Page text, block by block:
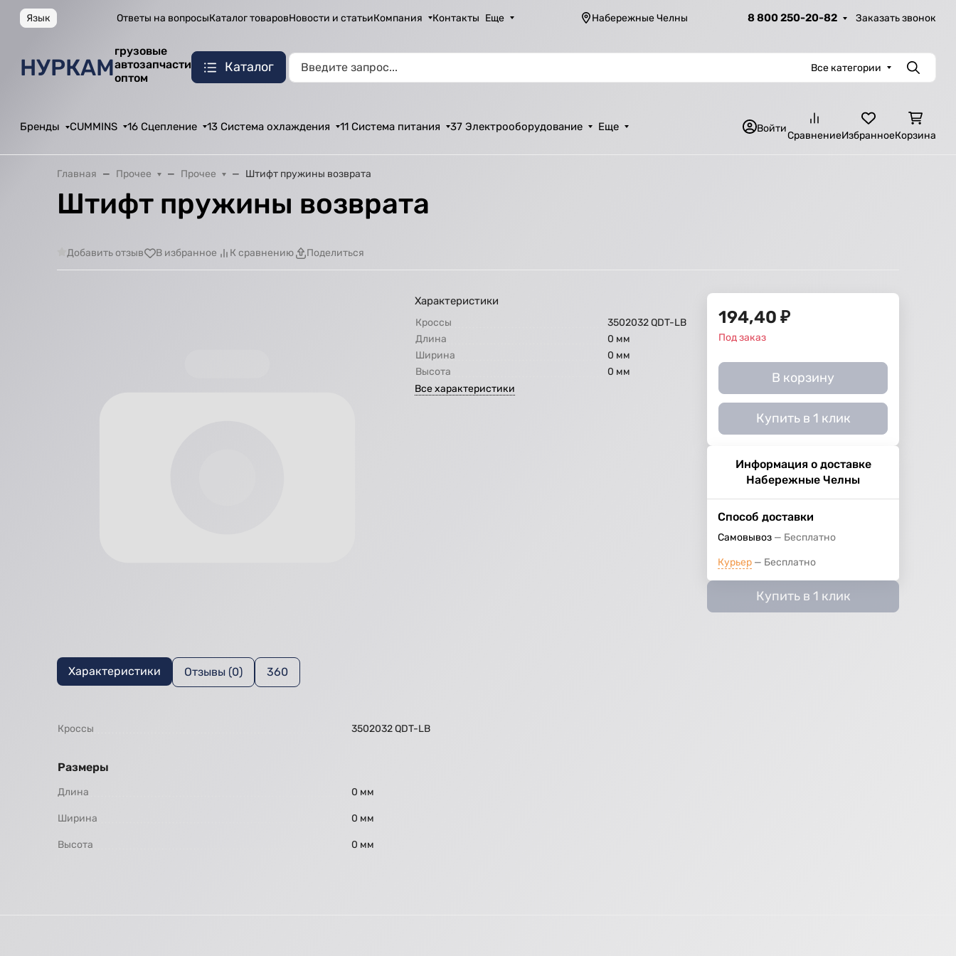
Язык Ответы на вопросыКаталог товаровНовости и статьиКомпания Контакты Еще Набережные Челны 8 800 250-20-82 Заказать звонок
НУРКАМ
грузовые
автозапчасти
оптом
Каталог Все категории Поиск
Бренды CUMMINS 16 Сцепление 13 Система охлаждения 11 Система питания 37 Электрооборудование Еще Войти
СравнениеИзбранноеКорзина
Главная Прочее Прочее Штифт пружины возврата
Штифт пружины возврата
Добавить отзыв В избранное К сравнению Поделиться
Характеристики
Кроссы
3502032 QDT-LB
Длина
0 мм
Ширина
0 мм
Высота
0 мм
Все характеристики
194,40 ₽
Под заказ
В корзину
Купить в 1 клик
Информация о доставке
Набережные Челны
Способ доставки
Самовывоз Бесплатно
Курьер Бесплатно
Купить в 1 клик
Характеристики Отзывы (0) 360
Кроссы 3502032 QDT-LB
Размеры
Длина 0 мм
Ширина 0 мм
Высота 0 мм